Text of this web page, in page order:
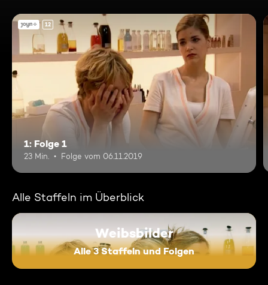
12
1: Folge 1
23 Min. Folge vom 06.11.2019
Alle Staffeln im Überblick
Weibsbilder
Alle 3 Staffeln und Folgen